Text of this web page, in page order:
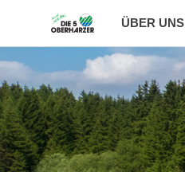
springen
ÜBER UNS